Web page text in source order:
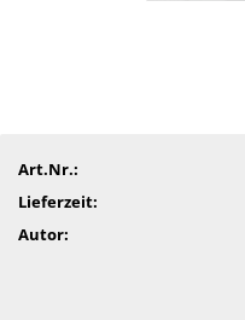
Art.Nr.:
Lieferzeit:
Autor: